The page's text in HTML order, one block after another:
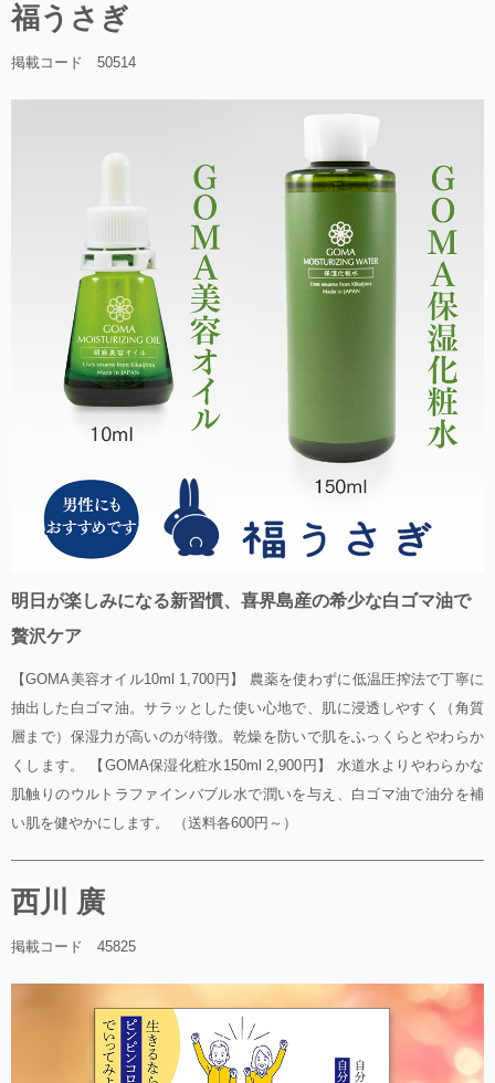
福うさぎ
掲載コード 50514
明日が楽しみになる新習慣、喜界島産の希少な白ゴマ油で
贅沢ケア
【GOMA美容オイル10ml 1,700円】 農薬を使わずに低温圧搾法で丁寧に
抽出した白ゴマ油。サラッとした使い心地で、肌に浸透しやすく（角質
層まで）保湿力が高いのが特徴。乾燥を防いで肌をふっくらとやわらか
くします。 【GOMA保湿化粧水150ml 2,900円】 水道水よりやわらかな
肌触りのウルトラファインバブル水で潤いを与え、白ゴマ油で油分を補
い肌を健やかにします。 （送料各600円～）
西川 廣
掲載コード 45825